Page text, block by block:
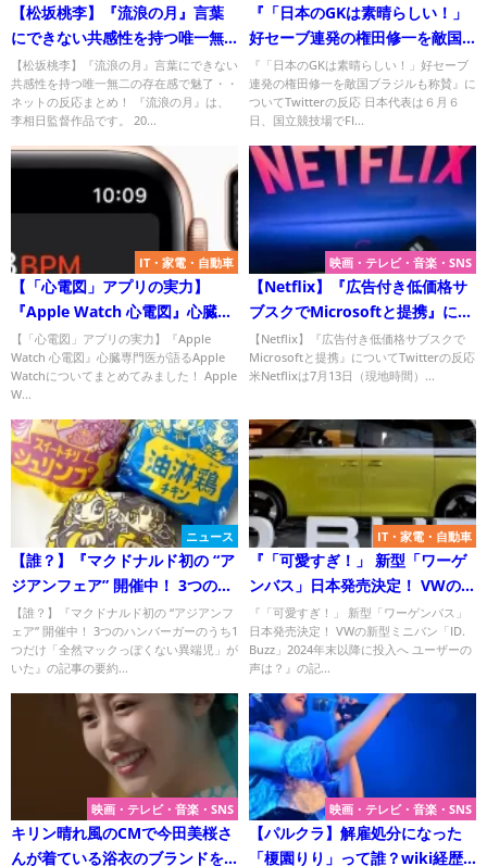
【松坂桃李】『流浪の月』言葉
にできない共感性を持つ唯一無
二の存在感で魅了
【松坂桃李】『流浪の月』言葉にできない
共感性を持つ唯一無二の存在感で魅了・・
ネットの反応まとめ！ 『流浪の月』は、
李相日監督作品です。 20...
『「日本のGKは素晴らしい！」
好セーブ連発の権田修一を敵国
ブラジルも称賛』について
Twitterの反応
『「日本のGKは素晴らしい！」好セーブ
連発の権田修一を敵国ブラジルも称賛』に
ついてTwitterの反応 日本代表は６月６
日、国立競技場でFI...
IT・家電・自動車
【「心電図」アプリの実力】
『Apple Watch 心電図』心臓専
門医が語るApple Watchについ
てまとめてみた！
【「心電図」アプリの実力】『Apple
Watch 心電図』心臓専門医が語るApple
Watchについてまとめてみました！ Apple
W...
映画・テレビ・音楽・SNS
【Netflix】『広告付き低価格サ
ブスクでMicrosoftと提携』につ
いてTwitterの反応
【Netflix】『広告付き低価格サブスクで
Microsoftと提携』についてTwitterの反応
米Netflixは7月13日（現地時間）...
ニュース
【誰？】『マクドナルド初の “ア
ジアンフェア” 開催中！ 3つのハ
ンバーガーのうち1つだけ「全然
マックっぽくない異端児」がい
た』についてTwitterの反応
【誰？】『マクドナルド初の “アジアンフ
ェア” 開催中！ 3つのハンバーガーのうち1
つだけ「全然マックっぽくない異端児」が
いた』の記事の要約...
IT・家電・自動車
『「可愛すぎ！」 新型「ワーゲ
ンバス」日本発売決定！ VWの新
型ミニバン「ID. Buzz」2024年
末以降に投入へ ユーザーの声
は？』についてTwitterの反応
『「可愛すぎ！」 新型「ワーゲンバス」
日本発売決定！ VWの新型ミニバン「ID.
Buzz」2024年末以降に投入へ ユーザーの
声は？』の記...
映画・テレビ・音楽・SNS
キリン晴れ風のCMで今田美桜さ
んが着ている浴衣のブランドを
映画・テレビ・音楽・SNS
【パルクラ】解雇処分になった
「榎園りり」って誰？wiki経歴